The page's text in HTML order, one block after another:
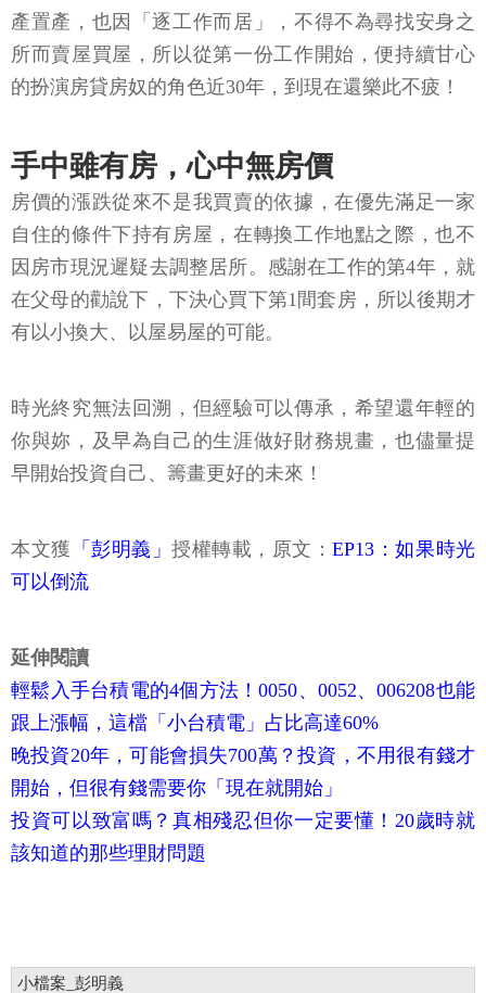
產置產，也因「逐工作而居」，不得不為尋找安身之
所而賣屋買屋，所以從第一份工作開始，便持續甘心
的扮演房貸房奴的角色近30年，到現在還樂此不疲！
手中雖有房，心中無房價
房價的漲跌從來不是我買賣的依據，在優先滿足一家
自住的條件下持有房屋，在轉換工作地點之際，也不
因房市現況遲疑去調整居所。感謝在工作的第4年，就
在父母的勸說下，下決心買下第1間套房，所以後期才
有以小換大、以屋易屋的可能。
時光終究無法回溯，但經驗可以傳承，希望還年輕的
你與妳，及早為自己的生涯做好財務規畫，也儘量提
早開始投資自己、籌畫更好的未來！
本文獲 「彭明義」授權轉載，原文：EP13：如果時光
可以倒流
延伸閱讀
輕鬆入手台積電的4個方法！0050、0052、006208也能
跟上漲幅，這檔「小台積電」占比高達60%
晚投資20年，可能會損失700萬？投資，不用很有錢才
開始，但很有錢需要你「現在就開始」
投資可以致富嗎？真相殘忍但你一定要懂！20歲時就
該知道的那些理財問題
小檔案_彭明義